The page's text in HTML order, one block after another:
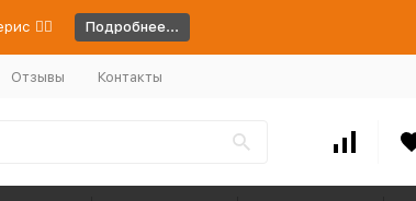
👉🏻 Подробнее...
Отзывы Контакты